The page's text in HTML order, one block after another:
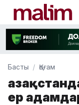
Басты Қоғам
ер